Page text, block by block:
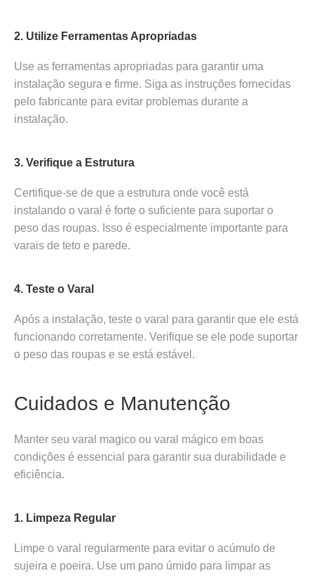
2. Utilize Ferramentas Apropriadas
Use as ferramentas apropriadas para garantir uma
instalação segura e firme. Siga as instruções fornecidas
pelo fabricante para evitar problemas durante a
instalação.
3. Verifique a Estrutura
Certifique-se de que a estrutura onde você está
instalando o varal é forte o suficiente para suportar o
peso das roupas. Isso é especialmente importante para
varais de teto e parede.
4. Teste o Varal
Após a instalação, teste o varal para garantir que ele está
funcionando corretamente. Verifique se ele pode suportar
o peso das roupas e se está estável.
Cuidados e Manutenção
Manter seu varal magico ou varal mágico em boas
condições é essencial para garantir sua durabilidade e
eficiência.
1. Limpeza Regular
Limpe o varal regularmente para evitar o acúmulo de
sujeira e poeira. Use um pano úmido para limpar as